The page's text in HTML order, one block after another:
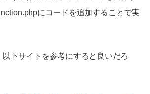
にコードを追加することで実
下サイトを参考にすると良いだろ